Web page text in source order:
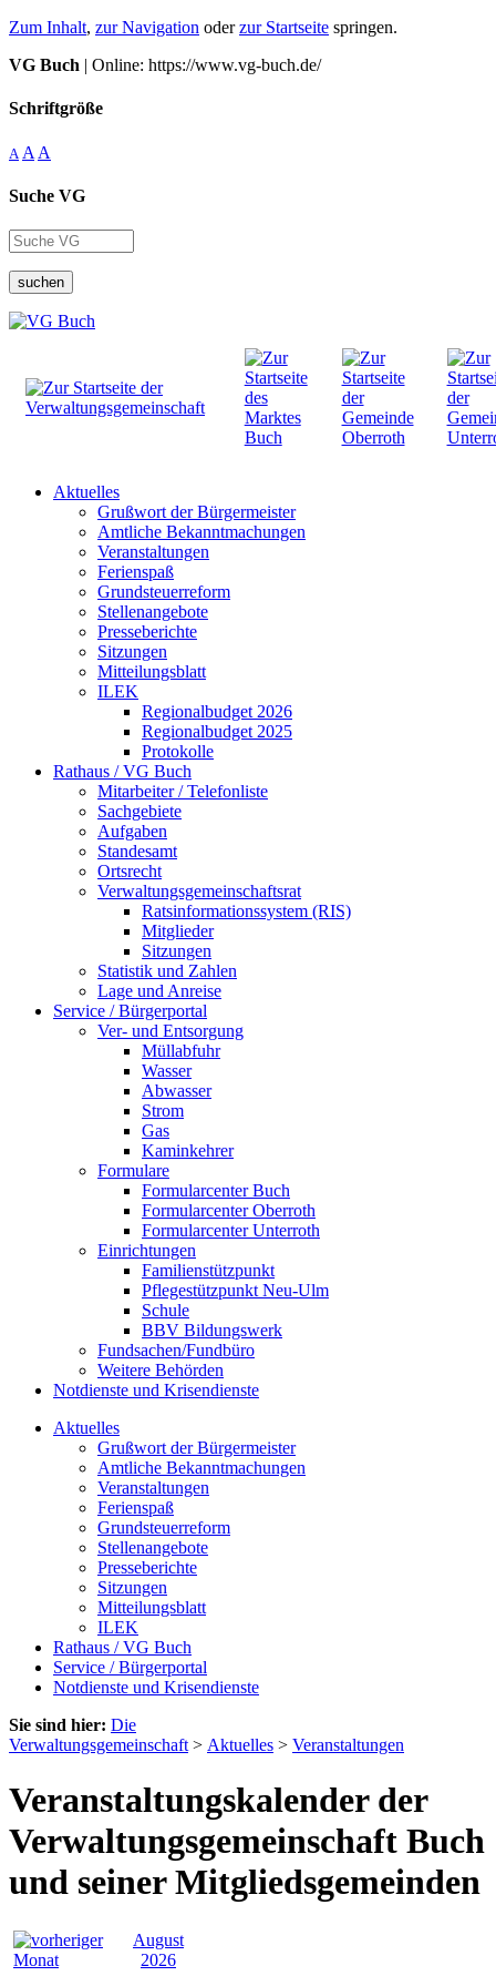
Zum Inhalt, zur Navigation oderzur Startseite springen.
VG Buch | Online: https://www.vg-buch.de/
Schriftgröße
A A A
Suche VG
suchen
Aktuelles
Grußwort der Bürgermeister
Amtliche Bekanntmachungen
Veranstaltungen
Ferienspaß
Grundsteuerreform
Stellenangebote
Presseberichte
Sitzungen
Mitteilungsblatt
ILEK
Regionalbudget 2026
Regionalbudget 2025
Protokolle
Rathaus / VG Buch
Mitarbeiter / Telefonliste
Sachgebiete
Aufgaben
Standesamt
Ortsrecht
Verwaltungsgemeinschaftsrat
Ratsinformationssystem (RIS)
Mitglieder
Sitzungen
Statistik und Zahlen
Lage und Anreise
Service / Bürgerportal
Ver- und Entsorgung
Müllabfuhr
Wasser
Abwasser
Strom
Gas
Kaminkehrer
Formulare
Formularcenter Buch
Formularcenter Oberroth
Formularcenter Unterroth
Einrichtungen
Familienstützpunkt
Pflegestützpunkt Neu-Ulm
Schule
BBV Bildungswerk
Fundsachen/Fundbüro
Weitere Behörden
Notdienste und Krisendienste
Aktuelles
Grußwort der Bürgermeister
Amtliche Bekanntmachungen
Veranstaltungen
Ferienspaß
Grundsteuerreform
Stellenangebote
Presseberichte
Sitzungen
Mitteilungsblatt
ILEK
Rathaus / VG Buch
Service / Bürgerportal
Notdienste und Krisendienste
Sie sind hier: Die
Verwaltungsgemeinschaft > Aktuelles > Veranstaltungen
Veranstaltungskalender der
Verwaltungsgemeinschaft Buch
und seiner Mitgliedsgemeinden
August
2026